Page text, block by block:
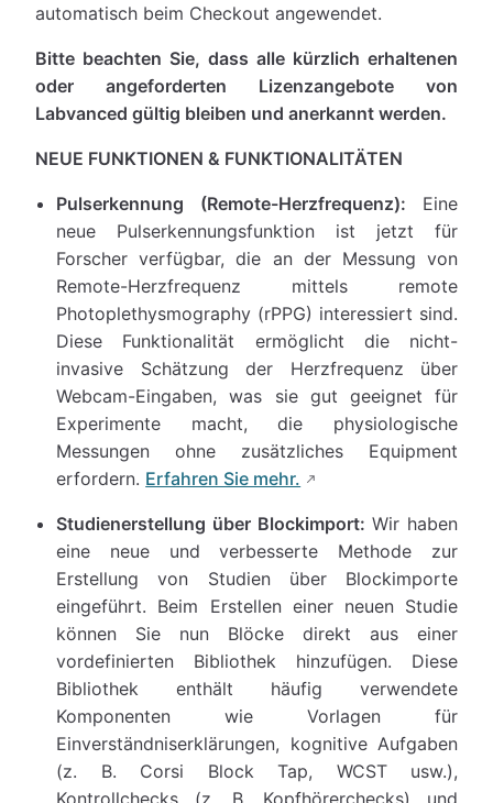
automatisch beim Checkout angewendet.
Bitte beachten Sie, dass alle kürzlich erhaltenen
oder angeforderten Lizenzangebote von
Labvanced gültig bleiben und anerkannt werden.
NEUE FUNKTIONEN & FUNKTIONALITÄTEN
Pulserkennung (Remote-Herzfrequenz): Eine
neue Pulserkennungsfunktion ist jetzt für
Forscher verfügbar, die an der Messung von
Remote-Herzfrequenz mittels remote
Photoplethysmography (rPPG) interessiert sind.
Diese Funktionalität ermöglicht die nicht-
invasive Schätzung der Herzfrequenz über
Webcam-Eingaben, was sie gut geeignet für
Experimente macht, die physiologische
Messungen ohne zusätzliches Equipment
erfordern. Erfahren Sie mehr.
Studienerstellung über Blockimport: Wir haben
eine neue und verbesserte Methode zur
Erstellung von Studien über Blockimporte
eingeführt. Beim Erstellen einer neuen Studie
können Sie nun Blöcke direkt aus einer
vordefinierten Bibliothek hinzufügen. Diese
Bibliothek enthält häufig verwendete
Komponenten wie Vorlagen für
Einverständniserklärungen, kognitive Aufgaben
(z. B. Corsi Block Tap, WCST usw.),
Kontrollchecks (z. B. Kopfhörerchecks) und